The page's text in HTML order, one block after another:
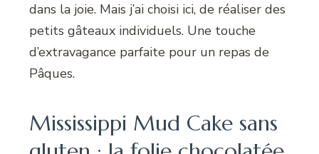
dans la joie. Mais j’ai choisi ici, de réaliser des
petits gâteaux individuels. Une touche
d’extravagance parfaite pour un repas de
Pâques.
Mississippi Mud Cake sans